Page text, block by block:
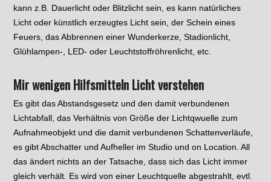
kann z.B. Dauerlicht oder Blitzlicht sein, es kann natürliches
Licht oder künstlich erzeugtes Licht sein, der Schein eines
Feuers, das Abbrennen einer Wunderkerze, Stadionlicht,
Glühlampen-, LED- oder Leuchtstoffröhrenlicht, etc.
Mir wenigen Hilfsmitteln Licht verstehen
Es gibt das Abstandsgesetz und den damit verbundenen
Lichtabfall, das Verhältnis von Größe der Lichtqwuelle zum
Aufnahmeobjekt und die damit verbundenen Schattenverläufe,
es gibt Abschatter und Aufheller im Studio und on Location. All
das ändert nichts an der Tatsache, dass sich das Licht immer
gleich verhält. Es wird von einer Leuchtquelle abgestrahlt, evtl.